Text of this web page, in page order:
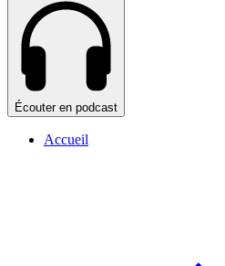
Écouter en podcast
Accueil